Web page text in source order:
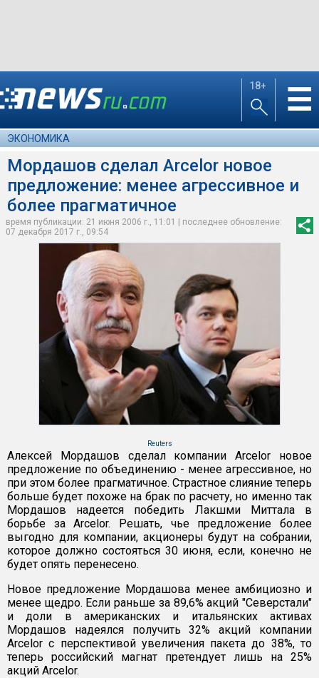
18+ ☰
ЭКОНОМИКА
Мордашов сделал Arcelor новое
предложение: менее агрессивное и
более прагматичное
время публикации: 21 июня 2006 г., 11:01 | последнее обновление:
07 декабря 2017 г., 09:54
Reuters
Алексей Мордашов сделал компании Arcelor новое
предложение по объединению - менее агрессивное, но
при этом более прагматичное. Страстное слияние теперь
больше будет похоже на брак по расчету, но именно так
Мордашов надеется победить Лакшми Миттала в
борьбе за Arcelor. Решать, чье предложение более
выгодно для компании, акционеры будут на собрании,
которое должно состояться 30 июня, если, конечно не
будет опять перенесено.
Новое предложение Мордашова менее амбициозно и
менее щедро. Если раньше за 89,6% акций "Северстали"
и доли в американских и итальянских активах
Мордашов надеялся получить 32% акций компании
Arcelor с перспективой увеличения пакета до 38%, то
теперь российский магнат претендует лишь на 25%
акций Arcelor.